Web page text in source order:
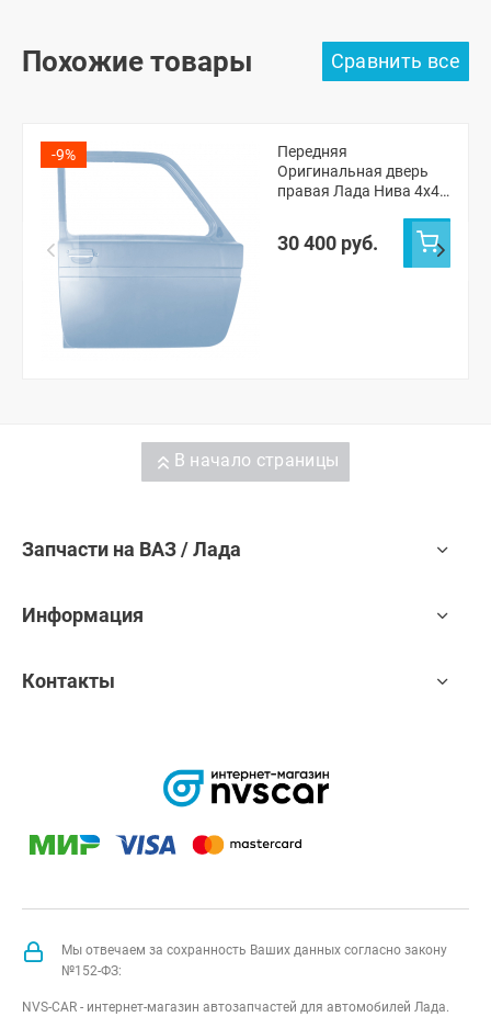
Похожие товары
-9%
Передняя
Оригинальная дверь
правая Лада Нива 4х4
королева 690)
30 400 руб.
В начало страницы
Запчасти на ВАЗ / Лада
Информация
Контакты
Мы отвечаем за сохранность Ваших данных согласно закону
№152-ФЗ:
NVS-CAR - интернет-магазин автозапчастей для автомобилей Лада.